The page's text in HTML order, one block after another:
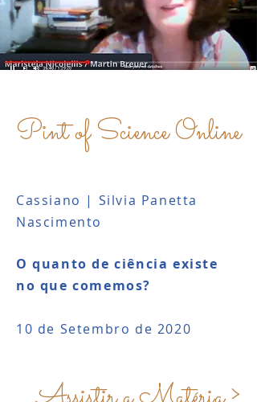
Pint of Science Online
Cassiano | Silvia Panetta
Nascimento
O quanto de ciência existe
no que comemos?
10 de Setembro de 2020